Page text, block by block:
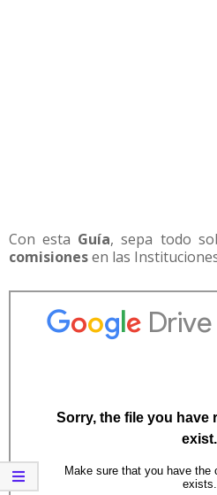
Con esta Guía, sepa todo
comisionesen las